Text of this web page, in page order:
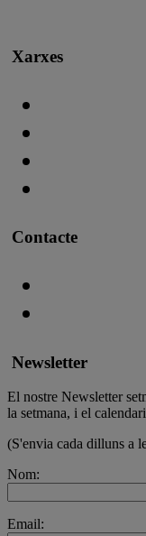
Xarxes
Contacte
Newsletter
El nostre Newsletter
la setmana, i el
(S'envia cada dilluns a
Nom:
Email: